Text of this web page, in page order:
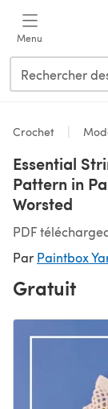
Menu
Crochet
Essential
Pattern in
Worsted
PDF
Par Paintbox
Gratuit